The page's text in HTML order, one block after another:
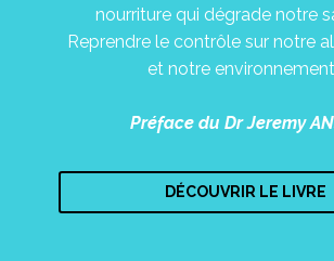
nourriture qui dégrade notre
Reprendre le contrôle sur notre
et notre
Préface du Dr Jeremy
DÉCOUVRIR LE LIVRE